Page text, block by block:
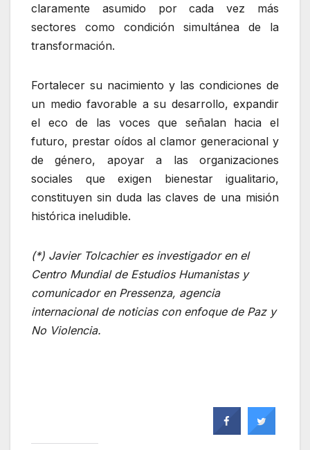
claramente asumido por cada vez más
sectores como condición simultánea de la
transformación.
Fortalecer su nacimiento y las condiciones de
un medio favorable a su desarrollo, expandir
el eco de las voces que señalan hacia el
futuro, prestar oídos al clamor generacional y
de género, apoyar a las organizaciones
sociales que exigen bienestar igualitario,
constituyen sin duda las claves de una misión
histórica ineludible.
(*) Javier Tolcachier es investigador en el
Centro Mundial de Estudios Humanistas y
comunicador en Pressenza, agencia
internacional de noticias con enfoque de Paz y
No Violencia.